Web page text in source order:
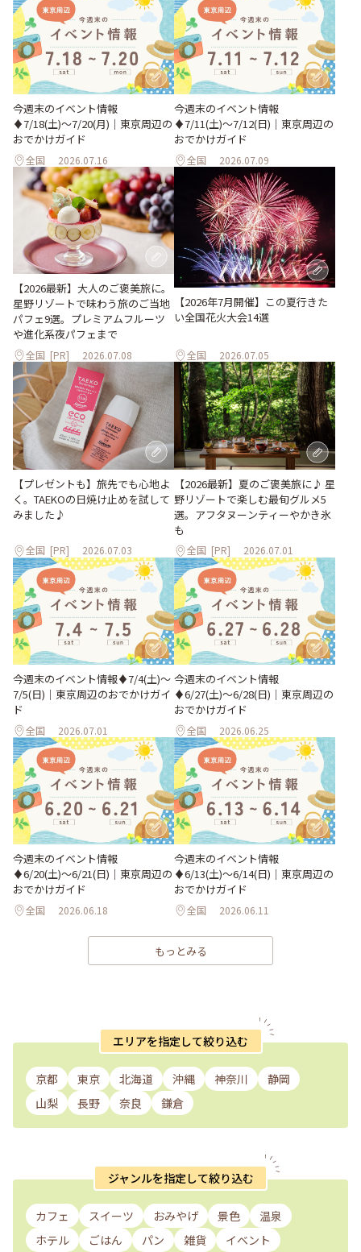
今週末のイベント情報
♦︎7/18(土)〜7/20(月)｜東京周辺の
おでかけガイド
全国 2026.07.16
今週末のイベント情報
♦︎7/11(土)〜7/12(日)｜東京周辺の
おでかけガイド
全国 2026.07.09
【2026最新】大人のご褒美旅に。
星野リゾートで味わう旅のご当地
パフェ9選。プレミアムフルーツ
や進化系夜パフェまで
全国 [PR] 2026.07.08
【2026年7月開催】この夏行きた
い全国花火大会14選
全国 2026.07.05
【プレゼントも】旅先でも心地よ
く。TAEKOの日焼け止めを試して
みました♪
全国 [PR] 2026.07.03
【2026最新】夏のご褒美旅に♪ 星
野リゾートで楽しむ最旬グルメ5
選。アフタヌーンティーやかき氷
も
全国 [PR] 2026.07.01
今週末のイベント情報♦︎7/4(土)〜
7/5(日)｜東京周辺のおでかけガイ
ド
全国 2026.07.01
今週末のイベント情報
♦︎6/27(土)〜6/28(日)｜東京周辺の
おでかけガイド
全国 2026.06.25
今週末のイベント情報
♦︎6/20(土)〜6/21(日)｜東京周辺の
おでかけガイド
全国 2026.06.18
今週末のイベント情報
♦︎6/13(土)〜6/14(日)｜東京周辺の
おでかけガイド
全国 2026.06.11
もっとみる
エリアを指定して絞り込む
京都 東京 北海道 沖縄 神奈川
静岡
山梨
長野 奈良 鎌倉
ジャンルを指定して絞り込む
カフェ スイーツ おみやげ 景色
温泉
ホテル
ごはん パン 雑貨 イベント